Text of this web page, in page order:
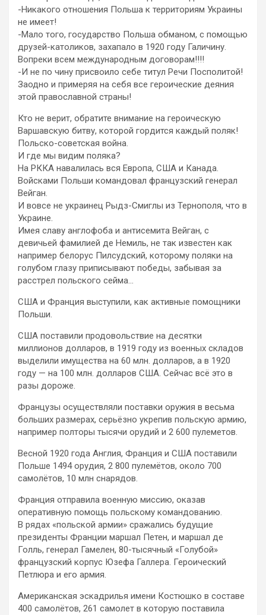
-Никакого отношения Польша к территориям Украины
не имеет!
-Мало того, государство Польша обманом, с помощью
друзей-католиков, захапало в 1920 году Галичину.
Вопреки всем международным договорам!!!!
-И не по чину присвоило себе титул Речи Посполитой!
Заодно и примеряя на себя все героические деяния
этой православной страны!
Кто не верит, обратите внимание на героическую
Варшавскую битву, которой гордится каждый поляк!
Польско-советская война.
И где мы видим поляка?
На РККА навалилась вся Европа, США и Канада.
Войсками Польши командовал французский генерал
Вейган.
И вовсе не украинец Рыдз-Смиглы из Тернополя, что в
Украине.
Имея славу англофоба и антисемита Вейган, с
девичьей фамилией де Немиль, не так известен как
например белорус Пилсудский, которому поляки на
голубом глазу приписывают победы, забывая за
расстрел польского сейма…
США и Франция выступили, как активные помощники
Польши.
США поставили продовольствие на десятки
миллионов долларов, в 1919 году из военных складов
выделили имущества на 60 млн. долларов, а в 1920
году — на 100 млн. долларов США. Сейчас всё это в
разы дороже.
Французы осуществляли поставки оружия в весьма
больших размерах, серьёзно укрепив польскую армию,
например полторы тысячи орудий и 2 600 пулеметов.
Весной 1920 года Англия, Франция и США поставили
Польше 1494 орудия, 2 800 пулемётов, около 700
самолётов, 10 млн снарядов.
Франция отправила военную миссию, оказав
оперативную помощь польскому командованию.
В рядах «польской армии» сражались будущие
президенты Франции маршал Петен, и маршал де
Голль, генерал Гамелен, 80-тысячный «Голубой»
французский корпус Юзефа Галлера. Героический
Петлюра и его армия.
Американская эскадрилья имени Костюшко в составе
400 самолётов, 261 самолет в которую поставила